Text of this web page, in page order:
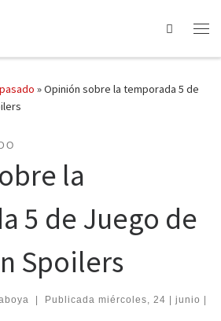
Search
»Opinión sobre la temporada 5 de
la
5 de Juego de
Spoilers
| Publicada miércoles, 24 | junio |